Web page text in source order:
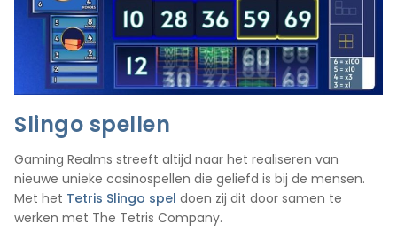
Slingo spellen
Gaming Realms streeft altijd naar het realiseren van
nieuwe unieke casinospellen die geliefd is bij de mensen.
Met het Tetris Slingo spel doen zij dit door samen te
werken met The Tetris Company.